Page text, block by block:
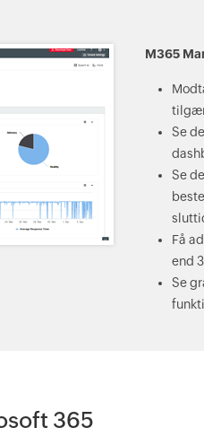
M365
Se
Se
Få
end
Se
365